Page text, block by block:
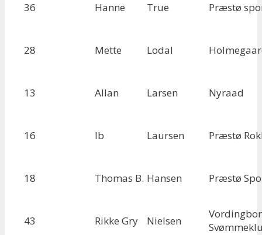
36 Hanne True Præstø
28 Mette Lodal
13 Allan Larsen Nyraad
16 Ib Laursen Præstø
18 Thomas B. Hansen Præstø
43 Rikke Gry Nielsen